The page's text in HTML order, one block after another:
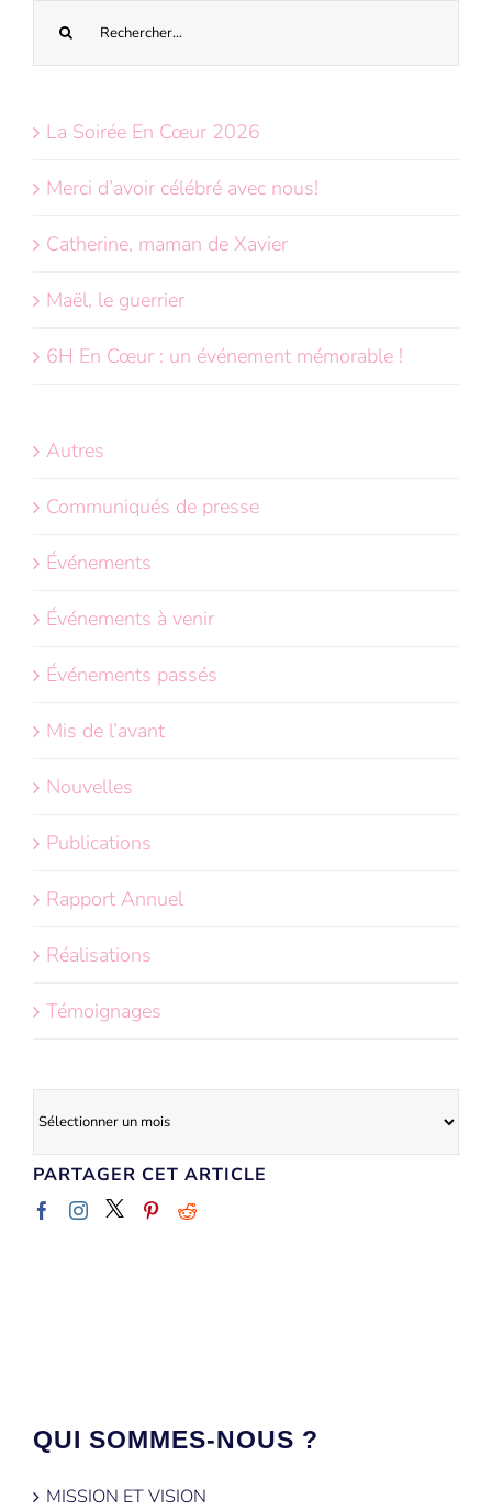
PARTAGER CET ARTICLE
:
La Soirée En Cœur 2026
Merci d’avoir célébré avec nous!
Catherine, maman de Xavier
Maël, le guerrier
6H En Cœur : un événement mémorable !
Autres
Communiqués de presse
Événements
Événements à venir
Événements passés
Mis de l’avant
Nouvelles
Publications
Rapport Annuel
Réalisations
Témoignages
QUI SOMMES-NOUS ?
MISSION ET VISION